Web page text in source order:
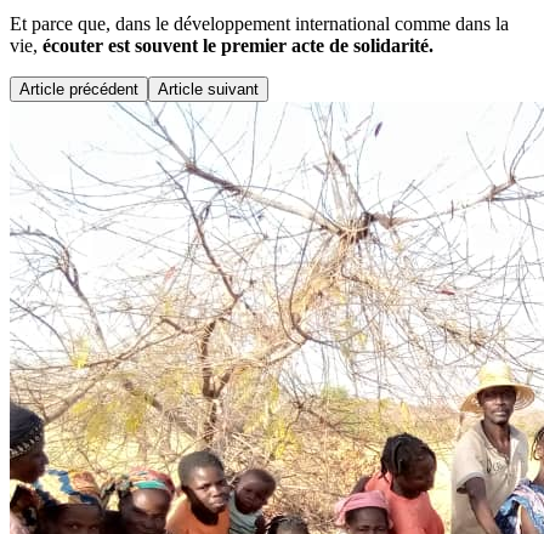
Et parce que, dans le développement international comme dans la
vie, écouter est souvent le premier acte de solidarité.
Article précédent Article suivant